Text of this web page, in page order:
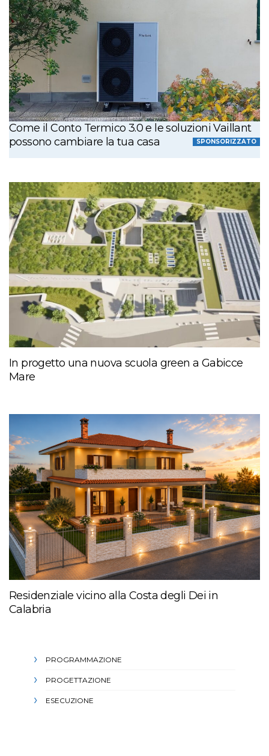
Come il Conto Termico 3.0 e le soluzioni Vaillant
possono cambiare la tua casa
SPONSORIZZATO
In progetto una nuova scuola green a Gabicce
Mare
Residenziale vicino alla Costa degli Dei in
Calabria
PROGRAMMAZIONE
PROGETTAZIONE
ESECUZIONE